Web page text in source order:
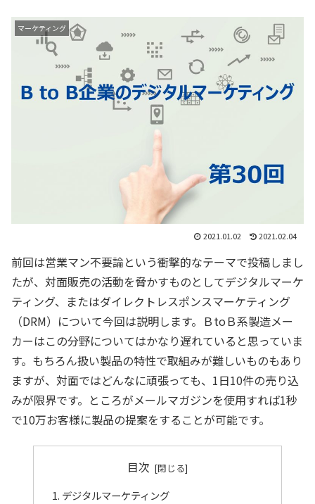
マーケティング
2021.01.02 2021.02.04
前回は営業マン不要論という衝撃的なテーマで投稿しまし
たが、対面販売の活動を脅かすものとしてデジタルマーケ
ティング、またはダイレクトレスポンスマーケティング
（DRM）について今回は説明します。ＢtoＢ系製造メー
カーはこの分野についてはかなり遅れていると思っていま
す。もちろん扱い製品の特性で取組みが難しいものもあり
ますが、対面ではどんなに頑張っても、1日10件の売り込
みが限界です。ところがメールマガジンを使用すれば1秒
で10万お客様に製品の提案をすることが可能です。
目次
デジタルマーケティング